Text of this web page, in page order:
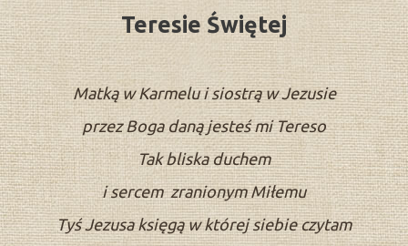
Teresie Świętej
Matką w Karmelu i siostrą w Jezusie
przez Boga daną jesteś mi Tereso
Tak bliska duchem
i sercem zranionym Miłemu
Tyś Jezusa księgą w której siebie czytam